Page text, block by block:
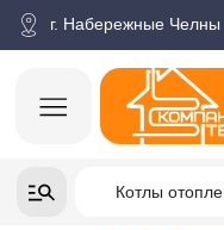
г. Набережные Челны
Котлы отопления
+7-937-778-33-11